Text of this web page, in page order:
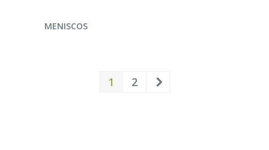
LEER MÁS
MENISCOS
1 2